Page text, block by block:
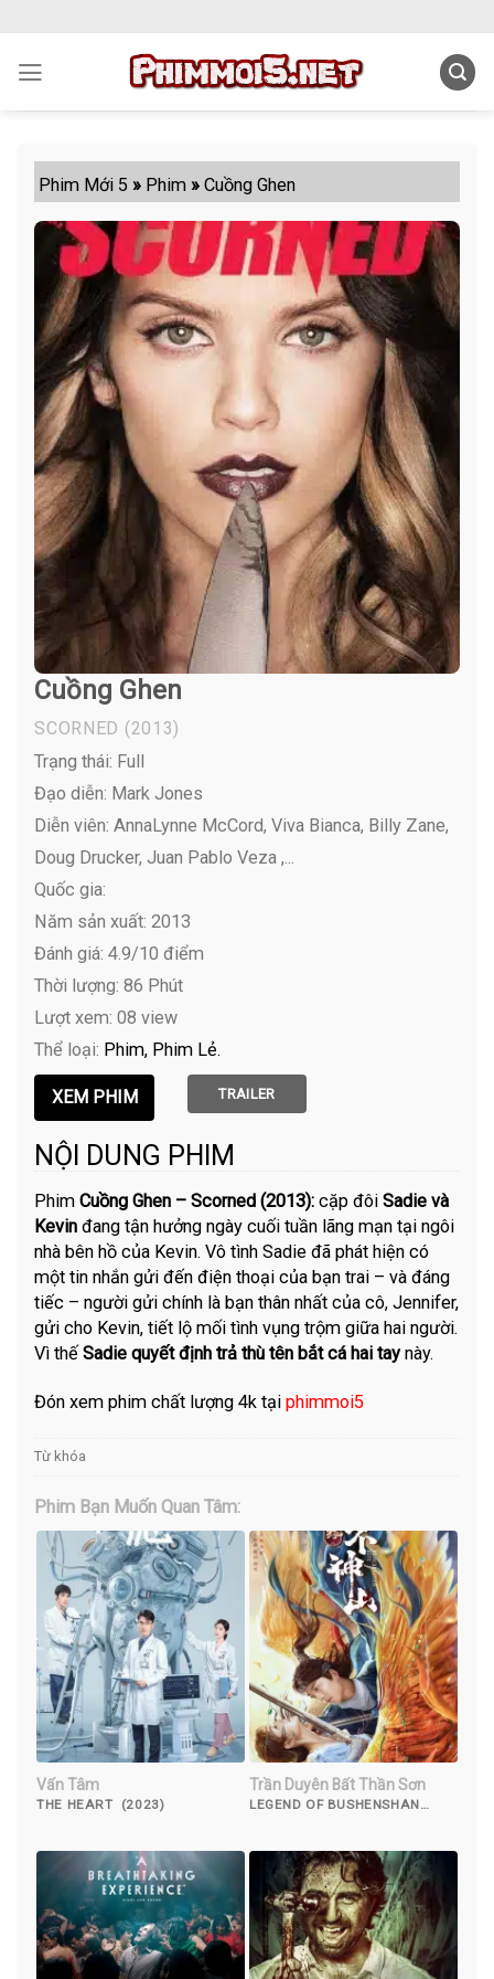
content
Phim Mới 5 » Phim »Cuồng Ghen
Cuồng Ghen
SCORNED (2013)
Trạng thái: Full
Đạo diễn: Mark Jones
Diễn viên: AnnaLynne McCord, Viva Bianca, Billy Zane,
Doug Drucker, Juan Pablo Veza ,...
Quốc gia:
Năm sản xuất: 2013
Đánh giá: 4.9/10 điểm
Thời lượng: 86 Phút
Lượt xem: 08 view
Thể loại: Phim Phim Lẻ
TRAILER
NỘI DUNG PHIM
PhimCuồng Ghen – Scorned (2013): cặp đôiSadie và
Kevinđang tận hưởng ngày cuối tuần lãng mạn tại ngôi
nhà bên hồ của Kevin. Vô tình Sadie đã phát hiện có
một tin nhắn gửi đến điện thoại của bạn trai – và đáng
tiếc – người gửi chính là bạn thân nhất của cô, Jennifer,
gửi cho Kevin, tiết lộ mối tình vụng trộm giữa hai người.
Vì thếSadie quyết định trả thù tên bắt cá hai taynày.
Đón xem phim chất lượng 4k tạiphimmoi5
Từ khóa
Phim Bạn Muốn Quan Tâm:
Vấn Tâm
THE HEART (2023)
Trần Duyên Bất Thần Sơn
LEGEND OF BUSHENSHAN